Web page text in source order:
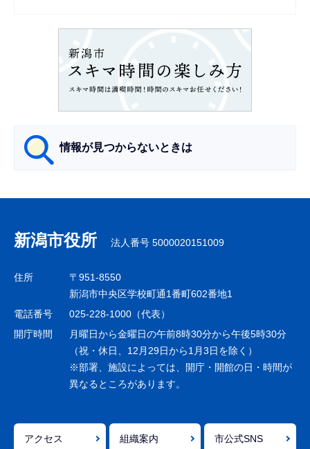
情報が見つからないときは
ナ
ビ
ゲ
シ
ョ
で
新潟市役所 法人番号 5000020151009
住所
〒951-8550
新潟市中央区学校町通1番町602番地1
電話番号
025-228-1000（代表）
開庁時間
月曜日から金曜日の午前8時30分から午後5時30分
（祝・休日、12月29日から1月3日を除く）
※部署、施設によっては、開庁・開館の日・時間が
異なるところがあります。
アクセス 組織案内 市公式SNS